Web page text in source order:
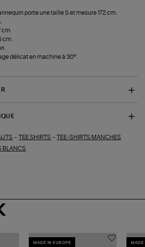
porte une taille S et mesure 172 cm.
cm.
cm.
délicat en machine à 30°.
- TEE SHIRTS - TEE-SHIRTS MANCHES
BLANCS
MADE IN EUROPE MADE